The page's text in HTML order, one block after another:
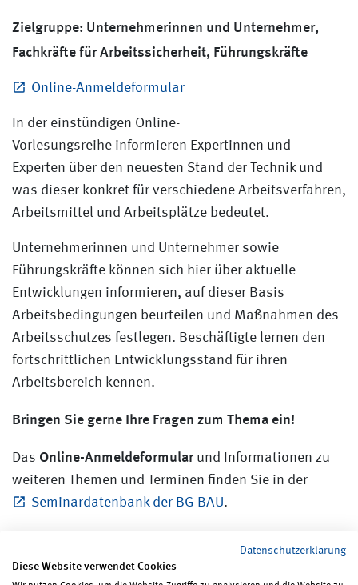
Zielgruppe: Unternehmerinnen und Unternehmer,
Fachkräfte für Arbeitssicherheit, Führungskräfte
Online-Anmeldeformular
In der einstündigen Online-
Vorlesungsreihe informieren Expertinnen und
Experten über den neuesten Stand der Technik und
was dieser konkret für verschiedene Arbeitsverfahren,
Arbeitsmittel und Arbeitsplätze bedeutet.
Unternehmerinnen und Unternehmer sowie
Führungskräfte können sich hier über aktuelle
Entwicklungen informieren, auf dieser Basis
Arbeitsbedingungen beurteilen und Maßnahmen des
Arbeitsschutzes festlegen. Beschäftigte lernen den
fortschrittlichen Entwicklungsstand für ihren
Arbeitsbereich kennen.
Bringen Sie gerne Ihre Fragen zum Thema ein!
Das Online-Anmeldeformularund Informationen zu
weiteren Themen und Terminen finden Sie in der
Seminardatenbank der BG BAU.
Datenschutzerklärung
Diese Website verwendet Cookies